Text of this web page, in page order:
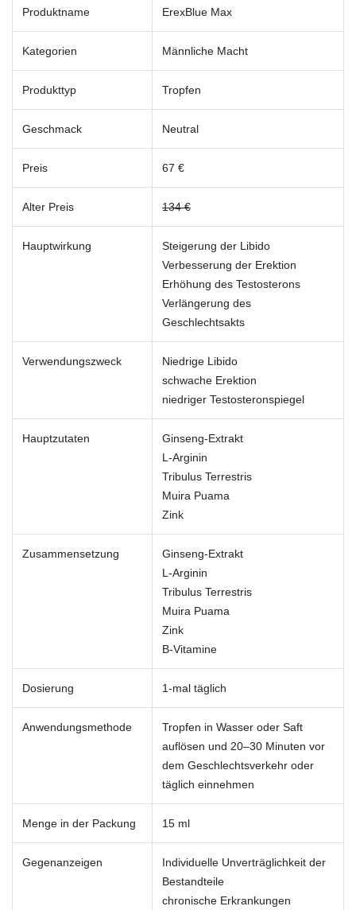
Produktname ErexBlue Max
Kategorien Männliche Macht
Produkttyp Tropfen
Geschmack Neutral
Preis 67 €
Alter Preis 134 €
Hauptwirkung
Steigerung der Libido
Verbesserung der Erektion
Erhöhung des Testosterons
Verlängerung des
Geschlechtsakts
Verwendungszweck
Niedrige Libido
schwache Erektion
niedriger Testosteronspiegel
Hauptzutaten
Ginseng-Extrakt
L-Arginin
Tribulus Terrestris
Muira Puama
Zink
Zusammensetzung
Ginseng-Extrakt
L-Arginin
Tribulus Terrestris
Muira Puama
Zink
B-Vitamine
Dosierung 1-mal täglich
Anwendungsmethode
Tropfen in Wasser oder Saft
auflösen und 20–30 Minuten vor
dem Geschlechtsverkehr oder
täglich einnehmen
Menge in der Packung 15 ml
Gegenanzeigen
Individuelle Unverträglichkeit der
Bestandteile
chronische Erkrankungen